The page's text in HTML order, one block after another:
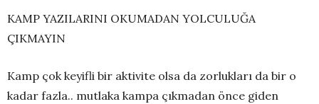
KAMP YAZILARINI OKUMADAN YOLCULUĞA
ÇIKMAYIN
Kamp çok keyifli bir aktivite olsa da zorlukları da bir o
kadar fazla.. mutlaka kampa çıkmadan önce giden